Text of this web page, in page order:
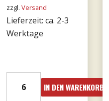
zzgl.Versand
Lieferzeit: ca. 2-3
Werktage
Mille
IN DEN WARENKORB